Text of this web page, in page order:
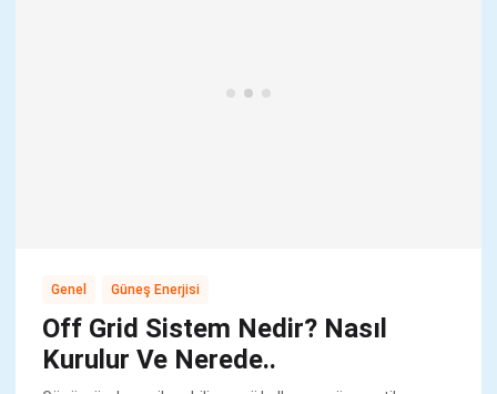
Genel Güneş Enerjisi
Off Grid Sistem Nedir? Nasıl
Kurulur Ve Nerede..